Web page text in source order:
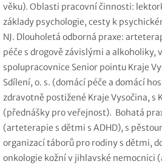
věku). Oblasti pracovní činnosti:
základy psychologie, cesty k
NJ. Dlouholetá odborná praxe:
péče s drogově závislými a alkoholiky,
spolupracovnice Senior pointu Kraje
Sdílení, o. s. (domácí péče a domácí
zdravotně postižené Kraje Vysočina, s
(přednášky pro veřejnost). Bohatá
(arteterapie s dětmi s ADHD), s
organizací táborů pro rodiny s dětmi,
onkologie kožní v jihlavské nemocnici